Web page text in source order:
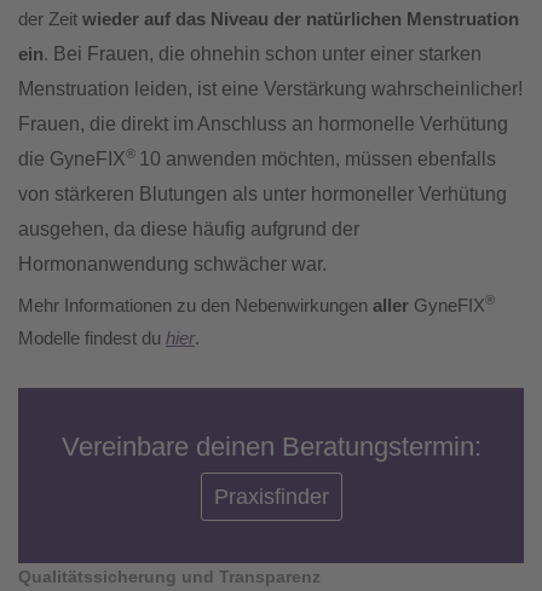
der Zeit wieder auf das Niveau der natürlichen Menstruation
ein. Bei Frauen, die ohnehin schon unter einer starken
Menstruation leiden, ist eine Verstärkung wahrscheinlicher!
Frauen, die direkt im Anschluss an hormonelle Verhütung
die GyneFIX® 10 anwenden möchten, müssen ebenfalls
von stärkeren Blutungen als unter hormoneller Verhütung
ausgehen, da diese häufig aufgrund der
Hormonanwendung schwächer war.
Mehr Informationen zu den Nebenwirkungen aller GyneFIX®
Modelle findest du hier.
Vereinbare deinen Beratungstermin:
Praxisfinder
Qualitätssicherung und Transparenz